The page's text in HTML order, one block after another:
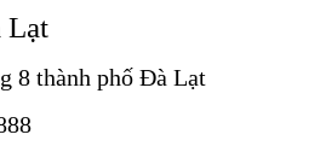
Lạt
8 thành phố Đà Lạt